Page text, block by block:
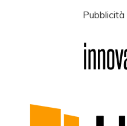
Pubblicità